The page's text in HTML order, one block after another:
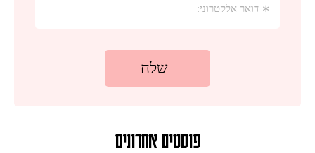
פוסטים אחרונים